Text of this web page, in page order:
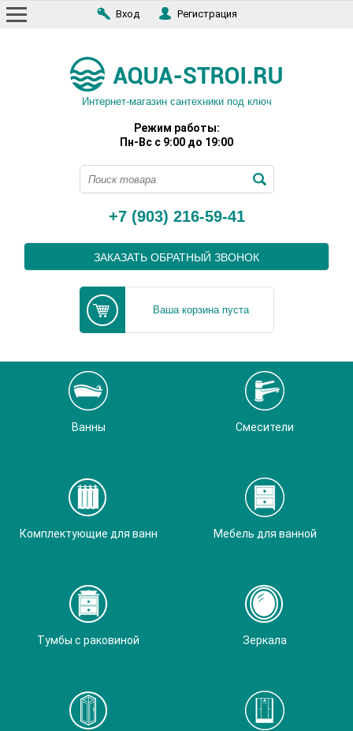
Вход Регистрация
Интернет-магазин сантехники под ключ
Режим работы:
Пн-Вс с 9:00 до 19:00
+7 (903) 216-59-41
ЗАКАЗАТЬ ОБРАТНЫЙ ЗВОНОК
Ваша корзина пуста
Ванны Смесители
Комплектующие для ванн Мебель для ванной
Тумбы с раковиной Зеркала